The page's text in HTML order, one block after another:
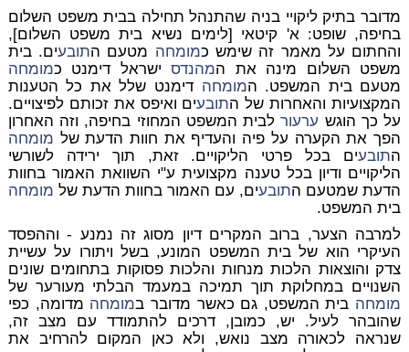
מדובר בתיק ליקויי בניה שהתנהל תחילה בבית משפט השלום
בחיפה, שופט: א' קיטאי [לימים נשיא בית משפט השלום],
והחתום על מאמר זה שימש כמומחה מטעם התובעים. בית
משפט השלום מינה את המהנדסישראל דימנט כמומחה
מטעם בית המשפט. המומחה דימנט שלל את כל הטענות
המקצועיות והאחרות של התובעים ואיפס את זכותם לפיצויים.
על כך הוגש ערעורלבית המשפט המחוזי בחיפה, וזה האחרון
הפך את הקערה על פיה והעדיף את חוות הדעת של מומחה
התובעים בכל פרטי הליקויים. זאת, תוך ירידה לשורשי
הליקויים ודיון בכל טענה מקצועית ע"י השוואת האמור בחוות
הדעת שמטעם התובעים, עם האמור בחוות הדעת של מומחה
בית המשפט.
למרבה הצער, ברוב המקרים דיון מסוג זה נמנע - וההפסד
העיקרי הוא של בית המשפט המונע, בשל ויתורו על עשיית
צדק והוצאות הלכות מנחות והלכות פסוקות בתחומים שונים
השנויים במחלוקת תוך תמיכה במעמד הבלתי מעורער של
מומחה בית המשפט, גם כאשר מדובר במומחה מדומה, כפי
שהובהר לעיל. יש, כמובן, דרכים להתמודד עם מצב זה,
שנראה לכאורה מצב נואש, ולא כאן המקום להרחיב את